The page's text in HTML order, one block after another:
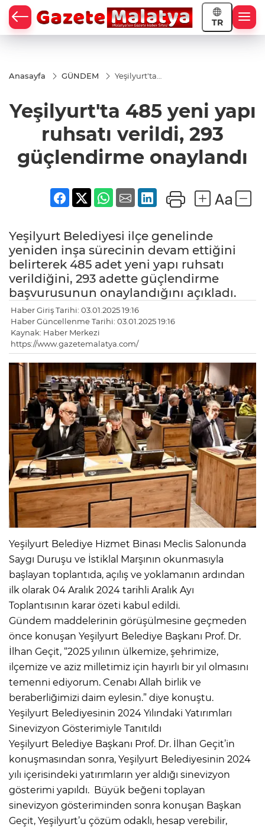
TR
Anasayfa GÜNDEM
Yeşilyurt'ta
verildi, 293
güçlendirme
Yeşilyurt'ta 485 yeni yapı
ruhsatı verildi, 293
güçlendirme onaylandı
Yeşilyurt Belediyesi ilçe genelinde
yeniden inşa sürecinin devam ettiğini
belirterek 485 adet yeni yapı ruhsatı
verildiğini, 293 adette güçlendirme
başvurusunun onaylandığını açıkladı.
Haber Giriş Tarihi: 03.01.2025 19:16
Haber Güncellenme Tarihi: 03.01.2025 19:16
Kaynak: Haber Merkezi
https://www.gazetemalatya.com/
Yeşilyurt Belediye Hizmet Binası Meclis Salonunda
Saygı Duruşu ve İstiklal Marşının okunmasıyla
başlayan toplantıda, açılış ve yoklamanın ardından
ilk olarak 04 Aralık 2024 tarihli Aralık Ayı
Toplantısının karar özeti kabul edildi.
Gündem maddelerinin görüşülmesine geçmeden
önce konuşan Yeşilyurt Belediye Başkanı Prof. Dr.
İlhan Geçit, “2025 yılının ülkemize, şehrimize,
ilçemize ve aziz milletimiz için hayırlı bir yıl olmasını
temenni ediyorum. Cenabı Allah birlik ve
beraberliğimizi daim eylesin.” diye konuştu.
Yeşilyurt Belediyesinin 2024 Yılındaki Yatırımları
Sinevizyon Gösterimiyle Tanıtıldı
Yeşilyurt Belediye Başkanı Prof. Dr. İlhan Geçit’in
konuşmasından sonra, Yeşilyurt Belediyesinin 2024
yılı içerisindeki yatırımların yer aldığı sinevizyon
gösterimi yapıldı. Büyük beğeni toplayan
sinevizyon gösteriminden sonra konuşan Başkan
Geçit, Yeşilyurt’u çözüm odaklı, hesap verebilir,